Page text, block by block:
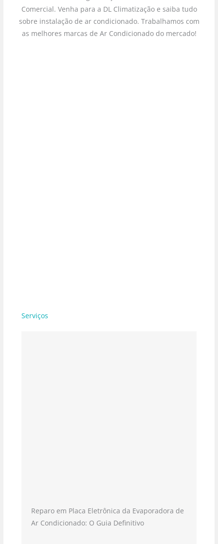
Comercial. Venha para a DL Climatização e saiba tudo
sobre instalação de ar condicionado. Trabalhamos com
as melhores marcas de Ar Condicionado do mercado!
Serviços
Reparo em Placa Eletrônica da Evaporadora de
Ar Condicionado: O Guia Definitivo